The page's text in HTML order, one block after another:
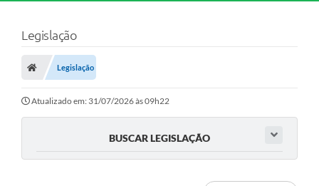
Transparência
Legislação
Editais
Ouvidoria
Legislação
Legislação
Atualizado em: 31/07/2026 às 09h22
BUSCAR LEGISLAÇÃO